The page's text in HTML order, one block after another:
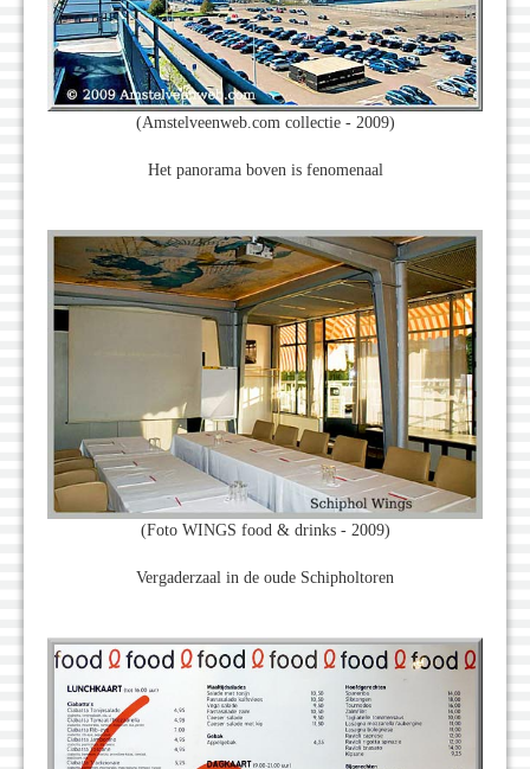
(Amstelveenweb.com collectie - 2009)
Het panorama boven is fenomenaal
(Foto WINGS food & drinks - 2009)
Vergaderzaal in de oude Schipholtoren